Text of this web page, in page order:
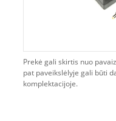
Prekė gali skirtis nuo
pat paveikslėlyje gali būti
komplektacijoje.